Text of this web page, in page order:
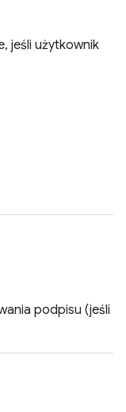
jeśli użytkownik
podpisu (jeśli